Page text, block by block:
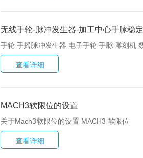
无线手轮-脉冲发生器-加工中心手脉稳
手轮 手摇脉冲发生器 电子手轮 手脉 雕刻机
MACH3软限位的设置
关于Mach3软限位的设置 MACH3 软限位